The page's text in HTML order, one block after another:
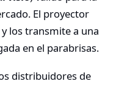
El proyector
los transmite a una
en el parabrisas.
distribuidores de